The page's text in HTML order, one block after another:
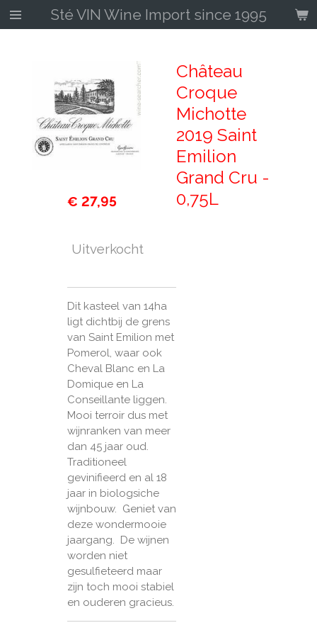
Ga
direct
Sté VIN Wine Import since 1995
Château
Croque
Michotte
2019 Saint
Emilion
Grand Cru -
0,75L
€ 27,95
Uitverkocht
Dit kasteel van 14ha
ligt dichtbij de grens
van Saint Emilion met
Pomerol, waar ook
Cheval Blanc en La
Domique en La
Conseillante liggen.
Mooi terroir dus met
wijnranken van meer
dan 45 jaar oud.
Traditioneel
gevinifieerd en al 18
jaar in biologsiche
wijnbouw. Geniet van
deze wondermooie
jaargang. De wijnen
worden niet
gesulfieteerd maar
zijn toch mooi stabiel
en ouderen gracieus.